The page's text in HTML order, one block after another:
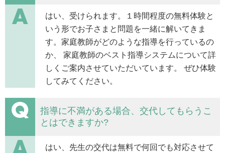
はい、受けられます。１時間程度の無料体験と
いう形でお子さまと問題を一緒に解いてきま
す。家庭教師がどのような指導を行っているの
か、 家庭教師のベスト指導システムについて詳
しくご案内させていただいています。 ぜひ体験
してみてください。
指導に不満がある場合、交代してもらうこ
とはできますか?
はい、先生の交代は無料で何回でも対応させて